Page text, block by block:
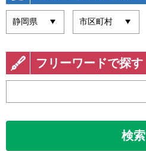
フリーワードで探す
検索